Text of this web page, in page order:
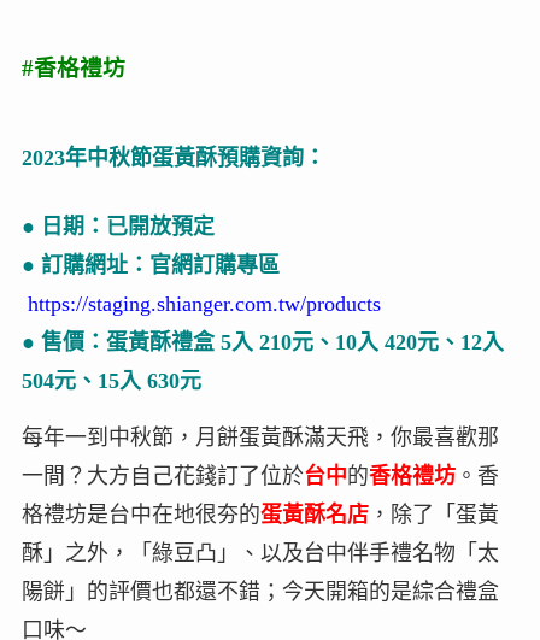
#香格禮坊
2023年中秋節蛋黃酥預購資詢：
● 日期：已開放預定
● 訂購網址：官網訂購專區
https://staging.shianger.com.tw/products
● 售價：蛋黃酥禮盒 5入 210元、10入 420元、12入
504元、15入 630元
每年一到中秋節，月餅蛋黃酥滿天飛，你最喜歡那
一間？大方自己花錢訂了位於台中的香格禮坊。香
格禮坊是台中在地很夯的蛋黃酥名店，除了「蛋黃
酥」之外，「綠豆凸」、以及台中伴手禮名物「太
陽餅」的評價也都還不錯；今天開箱的是綜合禮盒
口味～